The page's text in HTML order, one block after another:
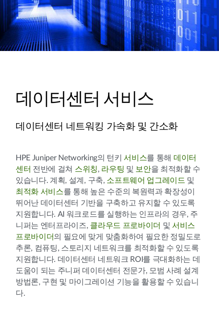
데이터센터 서비스
데이터센터 네트워킹 가속화 및 간소화
HPE Juniper Networking의 턴키서비스를 통해 데이터
센터 전반에 걸쳐 스위칭, 라우팅 및 보안을 최적화할 수
있습니다. 계획, 설계, 구축, 소프트웨어 업그레이드 및
최적화 서비스를 통해 높은 수준의 복원력과 확장성이
뛰어난 데이터센터 기반을 구축하고 유지할 수 있도록
지원합니다. AI 워크로드를 실행하는 인프라의 경우, 주
니퍼는 엔터프라이즈, 클라우드 프로바이더 및서비스
프로바이더의 필요에 맞게 맞춤화하여 필요한 정밀도로
추론, 컴퓨팅, 스토리지 네트워크를 최적화할 수 있도록
지원합니다. 데이터센터 네트워크 ROI를 극대화하는 데
도움이 되는 주니퍼 데이터센터 전문가, 모범 사례 설계
방법론, 구현 및 마이그레이션 기능을 활용할 수 있습니
다.